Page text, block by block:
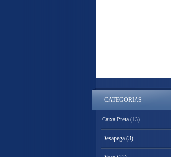
CATEGORIAS
Caixa Preta (13)
Desapega (3)